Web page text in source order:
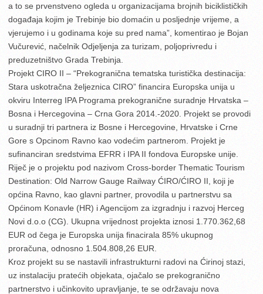
a to se prvenstveno ogleda u organizacijama brojnih biciklističkih
događaja kojim je Trebinje bio domaćin u posljednje vrijeme, a
vjerujemo i u godinama koje su pred nama”, komentirao je Bojan
Vučurević, načelnik Odjeljenja za turizam, poljoprivredu i
preduzetništvo Grada Trebinja.
Projekt CIRO II – “Prekogranična tematska turistička destinacija:
Stara uskotračna željeznica CIRO” financira Europska unija u
okviru Interreg IPA Programa prekogranične suradnje Hrvatska –
Bosna i Hercegovina – Crna Gora 2014.-2020. Projekt se provodi
u suradnji tri partnera iz Bosne i Hercegovine, Hrvatske i Crne
Gore s Opcinom Ravno kao vodećim partnerom. Projekt je
sufinanciran sredstvima EFRR i IPA II fondova Europske unije.
Riječ je o projektu pod nazivom Cross-border Thematic Tourism
Destination: Old Narrow Gauge Railway ĆIRO/ĆIRO II, koji je
općina Ravno, kao glavni partner, provodila u partnerstvu sa
Općinom Konavle (HR) i Agencijom za izgradnju i razvoj Herceg
Novi d.o.o (CG). Ukupna vrijednost projekta iznosi 1.770.362,68
EUR od čega je Europska unija finacirala 85% ukupnog
proračuna, odnosno 1.504.808,26 EUR.
Kroz projekt su se nastavili infrastrukturni radovi na Ćirinoj stazi,
uz instalaciju pratećih objekata, ojačalo se prekogranično
partnerstvo i učinkovito upravljanje, te se održavaju nova